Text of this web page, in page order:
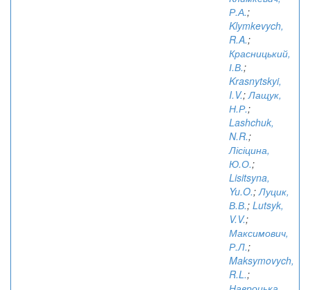
Р.А.;
Klymkevych,
R.A.;
Красницький,
І.В.;
Krasnytskyi,
I.V.;Лащук,
Н.Р.;
Lashchuk,
N.R.;
Лісіцина,
Ю.О.;
Lisitsyna,
Yu.O.;Луцик,
В.В.; Lutsyk,
V.V.;
Максимович,
Р.Л.;
Maksymovych,
R.L.;